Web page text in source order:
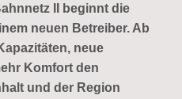
II beginnt die
neuen Betreiber. Ab
neue
Komfort den
und der Region